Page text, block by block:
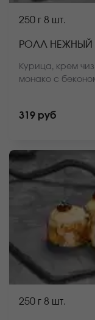
250 г 8 шт.
РОЛЛ НЕЖНЫЙ
Курица, крем
монако с
319 руб
250 г 8 шт.